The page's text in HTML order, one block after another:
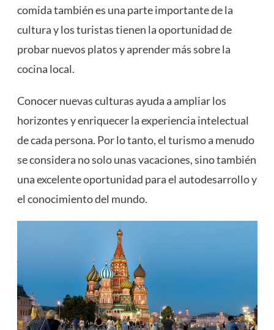
comida también es una parte importante de la
cultura y los turistas tienen la oportunidad de
probar nuevos platos y aprender más sobre la
cocina local.
Conocer nuevas culturas ayuda a ampliar los
horizontes y enriquecer la experiencia intelectual
de cada persona. Por lo tanto, el turismo a menudo
se considera no solo unas vacaciones, sino también
una excelente oportunidad para el autodesarrollo y
el conocimiento del mundo.